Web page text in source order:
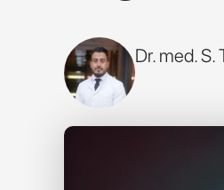
Dr. med. S.